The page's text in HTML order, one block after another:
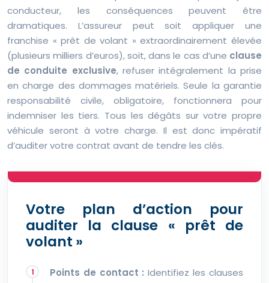
conducteur, les conséquences peuvent être
dramatiques. L’assureur peut soit appliquer une
franchise « prêt de volant » extraordinairement élevée
(plusieurs milliers d’euros), soit, dans le cas d’une clause
de conduite exclusive, refuser intégralement la prise
en charge des dommages matériels. Seule la garantie
responsabilité civile, obligatoire, fonctionnera pour
indemniser les tiers. Tous les dégâts sur votre propre
véhicule seront à votre charge. Il est donc impératif
d’auditer votre contrat avant de tendre les clés.
Votre plan d’action pour
auditer la clause « prêt de
volant »
Points de contact : Identifiez les clauses